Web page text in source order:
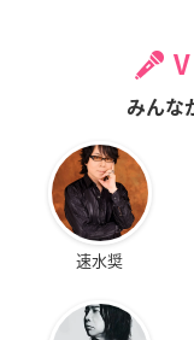
みんな
速水奨